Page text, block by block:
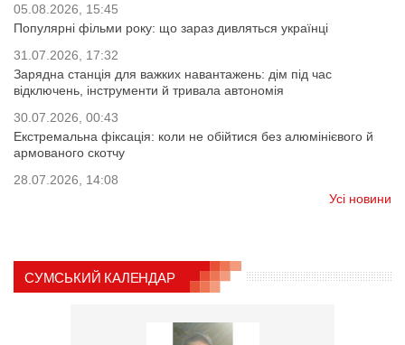
05.08.2026, 15:45
Популярні фільми року: що зараз дивляться українці
31.07.2026, 17:32
Зарядна станція для важких навантажень: дім під час
відключень, інструменти й тривала автономія
30.07.2026, 00:43
Екстремальна фіксація: коли не обійтися без алюмінієвого й
армованого скотчу
28.07.2026, 14:08
Усі новини
СУМСЬКИЙ КАЛЕНДАР